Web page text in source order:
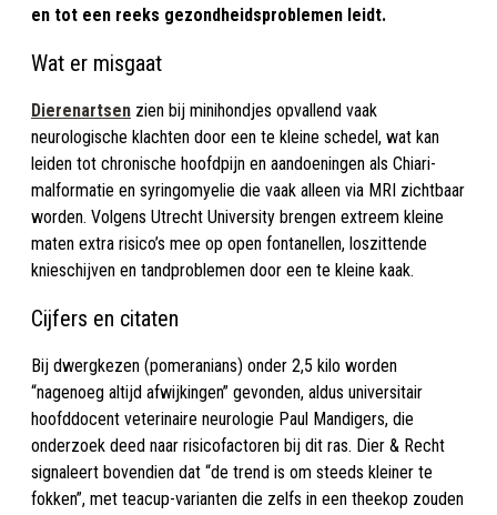
en tot een reeks gezondheidsproblemen leidt.​
Wat er misgaat
Dierenartsen zien bij minihondjes opvallend vaak
neurologische klachten door een te kleine schedel, wat kan
leiden tot chronische hoofdpijn en aandoeningen als Chiari-
malformatie en syringomyelie die vaak alleen via MRI zichtbaar
worden. Volgens Utrecht University brengen extreem kleine
maten extra risico’s mee op open fontanellen, loszittende
knieschijven en tandproblemen door een te kleine kaak.
Cijfers en citaten
Bij dwergkezen (pomeranians) onder 2,5 kilo worden
“nagenoeg altijd afwijkingen” gevonden, aldus universitair
hoofddocent veterinaire neurologie Paul Mandigers, die
onderzoek deed naar risicofactoren bij dit ras. Dier & Recht
signaleert bovendien dat “de trend is om steeds kleiner te
fokken”, met teacup-varianten die zelfs in een theekop zouden